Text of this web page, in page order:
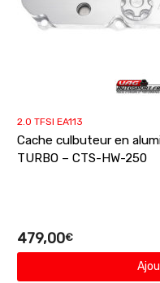
2.0 TFSI EA113
Cache culbuteur en
TURBO – CTS-HW-250
479,00€